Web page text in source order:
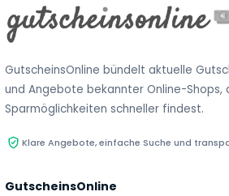
GutscheinsOnline bündelt aktuelle
und Angebote bekannter Online-Shops,
Sparmöglichkeiten schneller findest.
Klare Angebote, einfache Suche und
GutscheinsOnline